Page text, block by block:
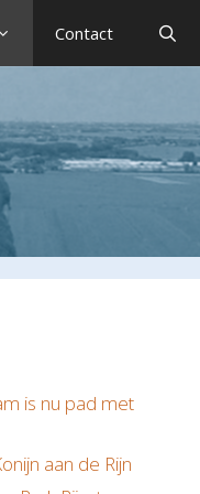
Contact
is nu pad met
aan de Rijn